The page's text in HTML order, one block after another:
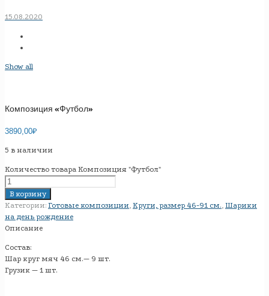
15.08.2020
Show all
Композиция «Футбол»
3890,00₽
5 в наличии
Количество товара Композиция "Футбол"
В корзину
Категории: Готовые композиции, Круги, размер 46-91 см., Шарики
на день рождение
Описание
Состав:
Шар круг мяч 46 см.— 9 шт.
Грузик — 1 шт.